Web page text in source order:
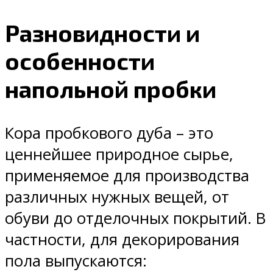
Разновидности и
особенности
напольной пробки
Кора пробкового дуба – это
ценнейшее природное сырье,
применяемое для производства
различных нужных вещей, от
обуви до отделочных покрытий. В
частности, для декорирования
пола выпускаются: